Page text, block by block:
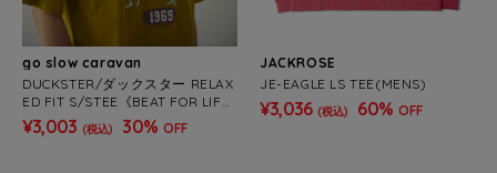
go slow caravan
DUCKSTER/ダックスター RELAX
ED FIT S/STEE《BEAT FOR LIF
E!》(MENS)
¥3,003 (税込) 30% OFF
JACKROSE
JE-EAGLE LS TEE(MENS)
¥3,036 (税込) 60% OFF